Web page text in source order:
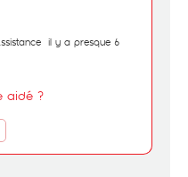
il y a presque 6
aidé ?